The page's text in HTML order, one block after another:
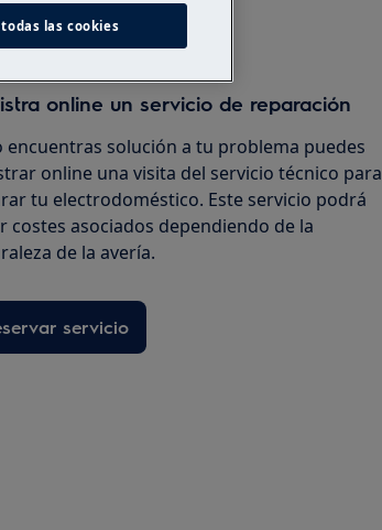
online un servicio de reparación
encuentras solución a tu problema puedes
online una visita del servicio técnico para
tu electrodoméstico. Este servicio podrá
costes asociados dependiendo de la
de la avería.
servicio
las cookies